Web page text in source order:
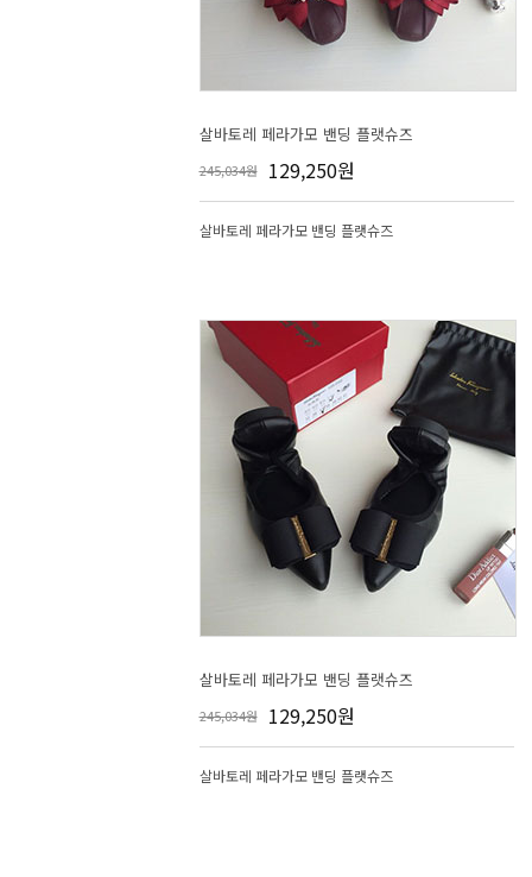
살바토레 페라가모 밴딩 플랫슈즈
245,034원 129,250원
살바토레 페라가모 밴딩 플랫슈즈
살바토레 페라가모 밴딩 플랫슈즈
245,034원 129,250원
살바토레 페라가모 밴딩 플랫슈즈